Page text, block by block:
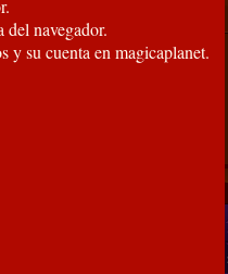
del navegador.
y su cuenta en magicaplanet.